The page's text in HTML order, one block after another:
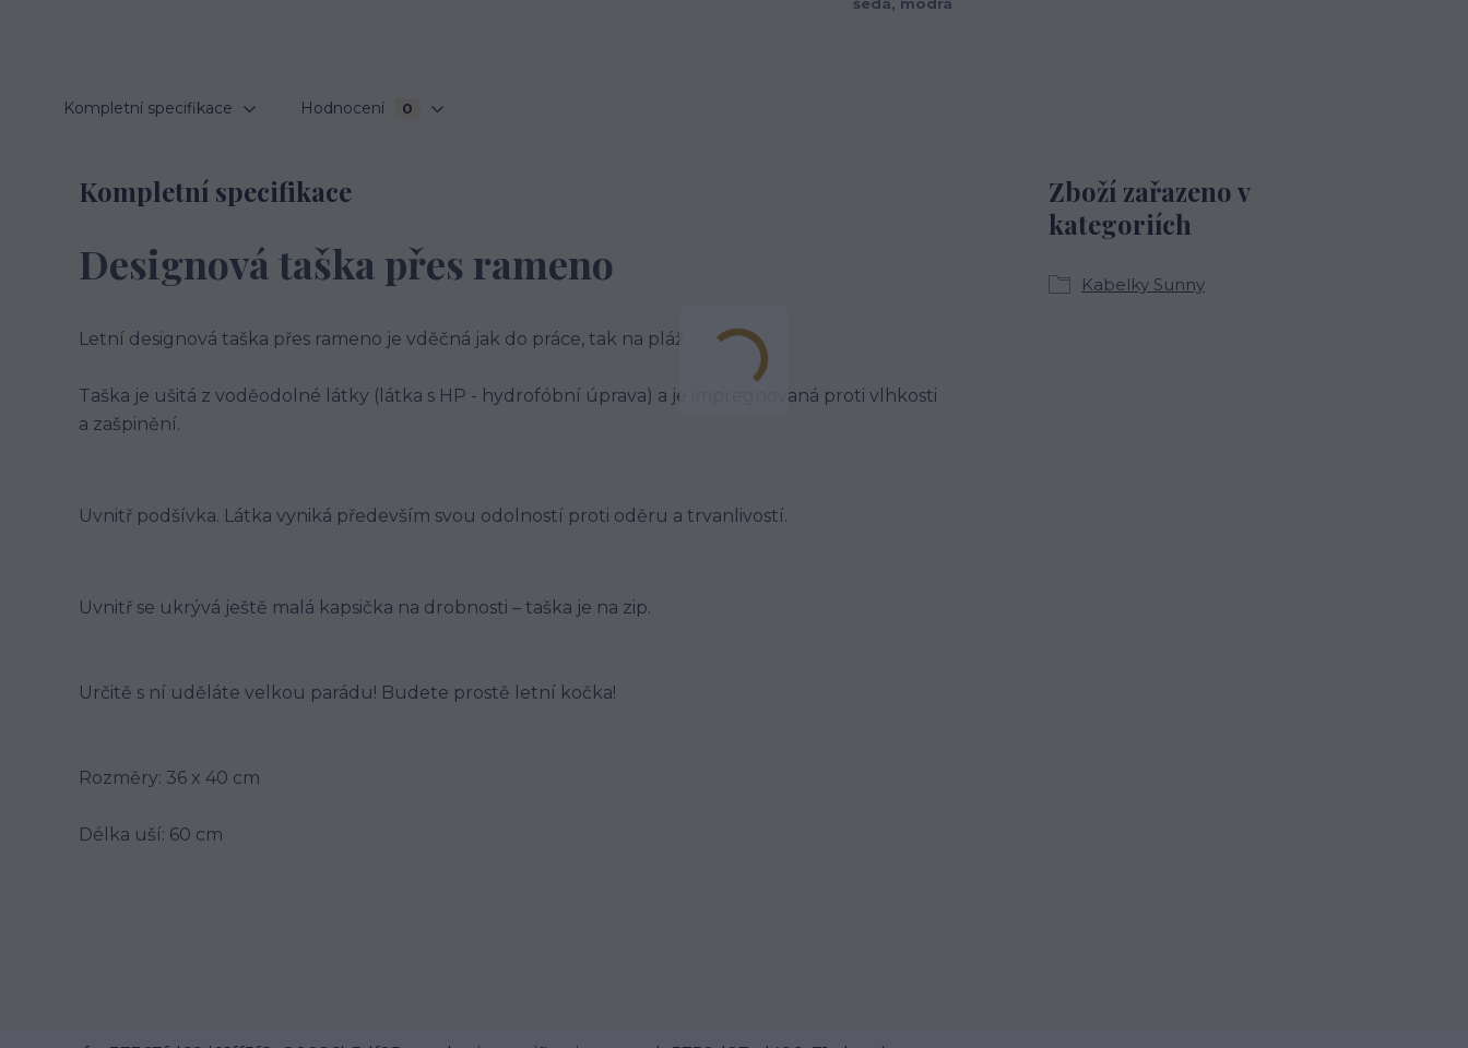
Kompletní specifikace Hodnocení 0
Kompletní specifikace
Designová taška přes rameno
Letní designová taška přes rameno je vděčná jak do práce, tak na pláž.
Taška je ušitá z voděodolné látky (látka s HP - hydrofóbní úprava) a je impregnovaná proti vlhkosti
a zašpinění.
Uvnitř podšívka. Látka vyniká především svou odolností proti oděru a trvanlivostí.
Uvnitř se ukrývá ještě malá kapsička na drobnosti – taška je na zip.
Určitě s ní uděláte velkou parádu! Budete prostě letní kočka!
Rozměry: 36 x 40 cm
Délka uší: 60 cm
Zboží zařazeno v
kategoriích
Kabelky Sunny